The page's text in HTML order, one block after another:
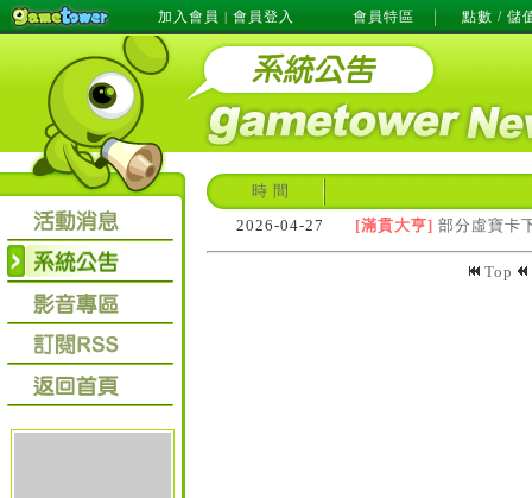
加入會員 | 會員登入 會員特區 點數 / 儲
時 間
2026-04-27
[滿貫大亨] 部分虛寶卡
Top